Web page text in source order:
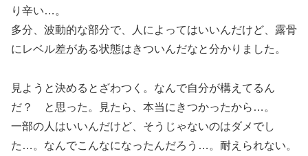
り辛い…。
多分、波動的な部分で、人によってはいいんだけど、露骨
にレベル差がある状態はきついんだなと分かりました。
見ようと決めるとざわつく。なんで自分が構えてるん
だ？ と思った。見たら、本当にきつかったから…。
一部の人はいいんだけど、そうじゃないのはダメでし
た…。なんでこんなになったんだろう…。耐えられない。